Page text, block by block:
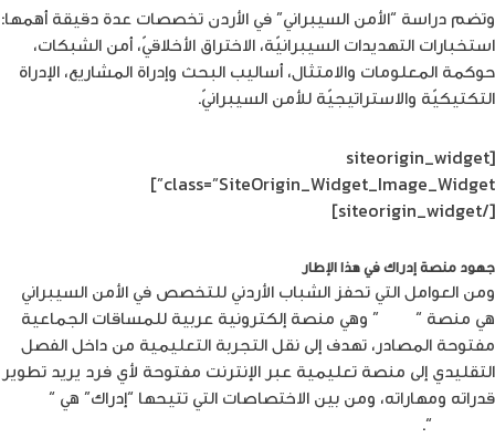
وتضم دراسة “الأمن السيبراني” في الأردن تخصصات عدة دقيقة أهمها:
استخبارات التهديدات السيبرانيّة، الاختراق الأخلاقيّ، أمن الشبكات،
حوكمة المعلومات والامتثال، أساليب البحث وإدراة المشاريع، الإدراة
التكتيكيّة والاستراتيجيّة للأمن السيبرانيّ.
[siteorigin_widget
class=”SiteOrigin_Widget_Image_Widget”]
[/siteorigin_widget]
جهود منصة إدراك في هذا الإطار
ومن العوامل التي تحفز الشباب الأردني للتخصص في الأمن السيبراني
هي منصة “
” وهي منصة إلكترونية عربية للمساقات الجماعية
مفتوحة المصادر، تهدف إلى نقل التجربة التعليمية من داخل الفصل
التقليدي إلى منصة تعليمية عبر الإنترنت مفتوحة لأي فرد يريد تطوير
قدراته ومهاراته، ومن بين الاختصاصات التي تتيحها “إدراك” هي “
“.